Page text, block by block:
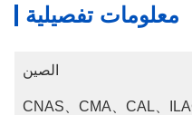
معلومات تفصيلية
الصين
CNAS、CMA、CAL、